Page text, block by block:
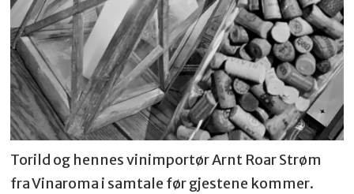
Vin: Baileyana Firepeak Pinot Noir –
USA
Matrett: Bjørnebær- og hoisinglassert
svinefilet, servert med tomatsalat
Torild og hennes vinimportør Arnt Roar Strøm
fra Vinaroma i samtale før gjestene kommer.